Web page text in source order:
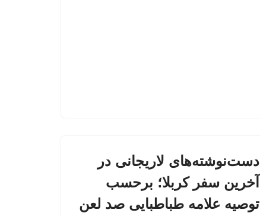
دست‌نوشته‌های لاریجانی در
آخرین سفر کربلا؛ برحسب
توصیه علامه طباطبایی صد لعن